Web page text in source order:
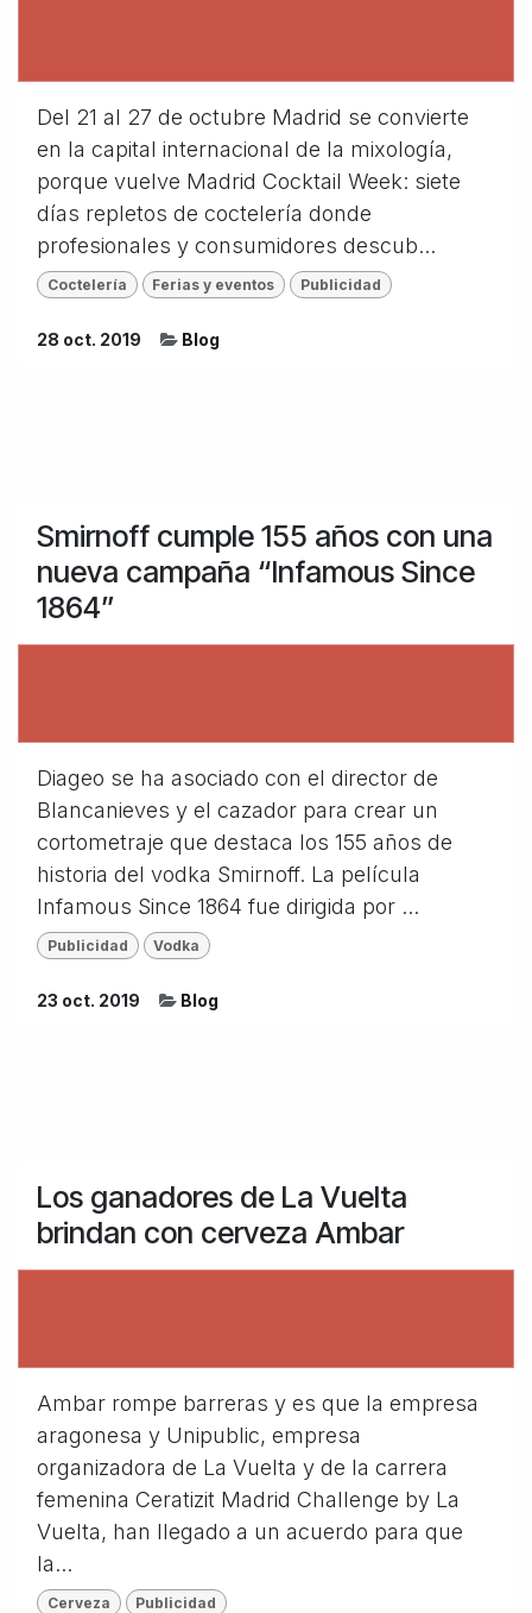
Del 21 al 27 de octubre Madrid se convierte
en la capital internacional de la mixología,
porque vuelve Madrid Cocktail Week: siete
días repletos de coctelería donde
profesionales y consumidores descub...
Coctelería Ferias y eventos Publicidad
28 oct. 2019 Blog
Smirnoff cumple 155 años con una
nueva campaña “Infamous Since
1864”
Diageo se ha asociado con el director de
Blancanieves y el cazador para crear un
cortometraje que destaca los 155 años de
historia del vodka Smirnoff. La película
Infamous Since 1864 fue dirigida por ...
Publicidad Vodka
23 oct. 2019 Blog
Los ganadores de La Vuelta
brindan con cerveza Ambar
Ambar rompe barreras y es que la empresa
aragonesa y Unipublic, empresa
organizadora de La Vuelta y de la carrera
femenina Ceratizit Madrid Challenge by La
Vuelta, han llegado a un acuerdo para que
la...
Cerveza Publicidad